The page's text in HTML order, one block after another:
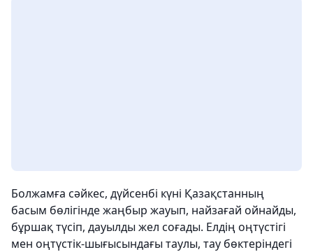
Болжамға сәйкес, дүйсенбі күні Қазақстанның
басым бөлігінде жаңбыр жауып, найзағай ойнайды,
бұршақ түсіп, дауылды жел соғады. Елдің оңтүстігі
мен оңтүстік-шығысындағы таулы, тау бөктеріндегі